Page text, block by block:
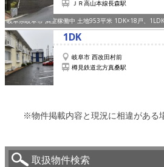
ＪＲ高山本線長森駅
岐阜県岐阜市 満室稼働中 土地953平米 1DK×18戸、
1DK
岐阜市 西改田村前
樽見鉄道北方真桑駅
※物件掲載内容と現況に相違がある
取扱物件検索